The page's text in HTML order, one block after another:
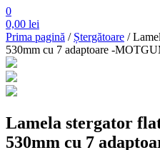
0
0,00 lei
Prima pagină / Ștergătoare /
530mm cu 7 adaptoare -
Lamela stergator
530mm cu 7